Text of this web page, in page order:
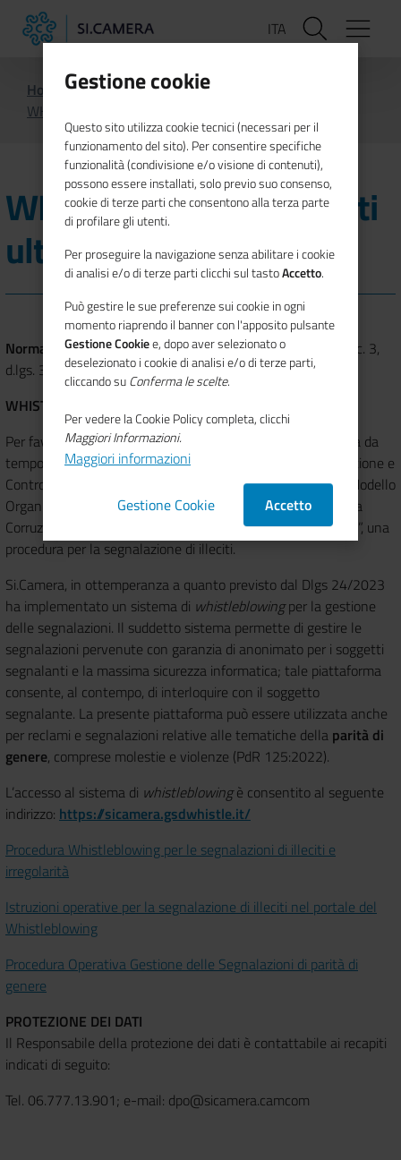
Salta
ITA
Home Società trasparente
WHISTLEBLOWING e Dati ulteriori
WHISTLEBLOWING e Dati
ulteriori
Normativa relativa all'obbligo di pubblicazione
: art. 7-bis, c. 3,
d.lgs. 33/2013; art. 1, c. 9, lett. f), l. 190/2012
WHISTLEBLOWING
Per favorire il contrasto di episodi di corruzione, SiCamera ha da
tempo previsto, nel proprio “Modello di Organizzazione Gestione e
Controllo ex D.Lgs. 231/01
” e nelle “Misure integrative al Modello
Organizzativo ex D.Lgs. 231/01 in tema di prevenzione della
Corruzione - Piano triennale di prevenzione della corruzione”, una
procedura per la segnalazione di illeciti.
Si.Camera, in ottemperanza a quanto previsto dal Dlgs 24/2023
ha implementato un sistema di whistleblowingper la gestione
delle segnalazioni. Il suddetto sistema permette di gestire le
segnalazioni pervenute con garanzia di anonimato per i soggetti
segnalanti e la massima sicurezza informatica; tale piattaforma
consente, al contempo, di interloquire con il soggetto
segnalante. La presente piattaforma può essere utilizzata anche
per reclami e segnalazioni relative alle tematiche della parità di
genere, comprese molestie e violenze (PdR 125:2022).
L’accesso al sistema di whistleblowingè consentito al seguente
indirizzo: https://sicamera.gsdwhistle.it/
Procedura Whistleblowing per le segnalazioni di illeciti e
irregolarità
Istruzioni operative per la segnalazione di illeciti nel portale del
Whistleblowing
Procedura Operativa Gestione delle Segnalazioni di parità di
genere
PROTEZIONE DEI DATI
Il Responsabile della protezione dei dati è contattabile ai recapiti
indicati di seguito:
Tel. 06.777.13.901; e-mail: dpo@sicamera.camcom
Gestione cookie
Questo sito utilizza cookie tecnici (necessari per il
funzionamento del sito). Per consentire specifiche
funzionalità (condivisione e/o visione di contenuti),
possono essere installati, solo previo suo consenso,
cookie di terze parti che consentono alla terza parte
di profilare gli utenti.
Per proseguire la navigazione senza abilitare i cookie
di analisi e/o di terze parti clicchi sul tastoAccetto.
Può gestire le sue preferenze sui cookie in ogni
momento riaprendo il banner con l'apposito pulsante
Gestione Cookiee, dopo aver selezionato o
deselezionato i cookie di analisi e/o di terze parti,
cliccando suConferma le scelte.
Per vedere la Cookie Policy completa, clicchi
Maggiori Informazioni.
Maggiori informazioni
Gestione Cookie Accetto